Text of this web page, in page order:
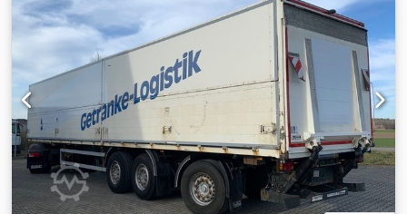
4.000 mm, Anno di produzione:2019, Equipaggiamento:
ABS, * Installazione del sistema SafeServer * Certificazione
DEKRA secondo VDI 2700 e DIN EN 12642 Codice XL
Dodpfozk Stzex Abvekr * Certificazione per bevande *
Certificazione per birra alla spina * Certificazione per carta
da macero * Certificazione per prodotti chimici (IBC) * 4 file
di sistemi di fissaggio del carico * Anelli di ancoraggio sul
telaio esterno * Dimensioni vano di carico: 13.640 x 2.480 x
2.650 mm * Telaio Kögel * Doppia porta a battente
posteriore * Assi SAF * Asse sollevabile * Sospensioni
pneumatiche complete * Freni a disco